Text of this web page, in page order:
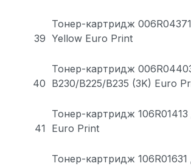
39
Тонер-картридж
Yellow Euro Print
40
Тонер-картридж
B230/B225/B235 (3K) Euro
41
Тонер-картридж
Euro Print
Тонер-картридж